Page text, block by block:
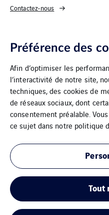
Contactez-nous
VINCI Energies Belgium
The Agility Effect
Conditions générales
Mentions légales
Préférence des
Afin d’optimiser les
l’interactivité de notre site,
techniques, des cookies de
de réseaux sociaux, dont
consentement préalable.
ce sujet dans notre politique
Tout